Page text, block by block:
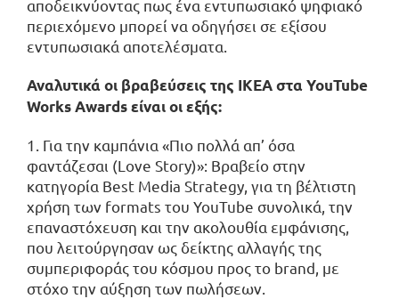
αποδεικνύοντας πως ένα εντυπωσιακό ψηφιακό
περιεχόμενο μπορεί να οδηγήσει σε εξίσου
εντυπωσιακά αποτελέσματα.
Αναλυτικά οι βραβεύσεις της ΙΚΕΑ στα YouTube
Works Awards είναι οι εξής:
1. Για την καμπάνια «Πιο πολλά απ’ όσα
φαντάζεσαι (Love Story)»: Βραβείο στην
κατηγορία Best Media Strategy, για τη βέλτιστη
χρήση των formats του YouTube συνολικά, την
επαναστόχευση και την ακολουθία εμφάνισης,
που λειτούργησαν ως δείκτης αλλαγής της
συμπεριφοράς του κόσμου προς το brand, με
στόχο την αύξηση των πωλήσεων.